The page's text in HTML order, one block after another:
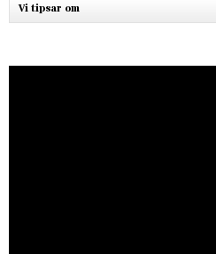
Vi tipsar om